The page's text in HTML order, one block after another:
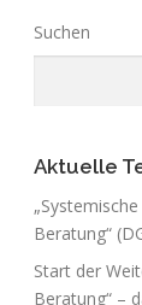
Suchen
Aktuelle
Beratung“
Start der
Beratung“ –